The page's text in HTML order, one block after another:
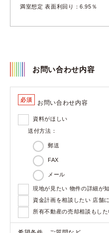
満室想定 表面利回り：6.95％
お問い合わせ内容
必須 お問い合わせ内容
資料がほしい
送付方法：
郵送
FAX
メール
現地が見たい 物件の詳細が
資金計画を相談したい 店舗
所有不動産の売却相談もした